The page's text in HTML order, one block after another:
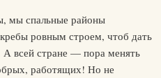
мы спальные районы
ровным строем, чтоб дать
А всей стране — пора менять
работящих! Но не